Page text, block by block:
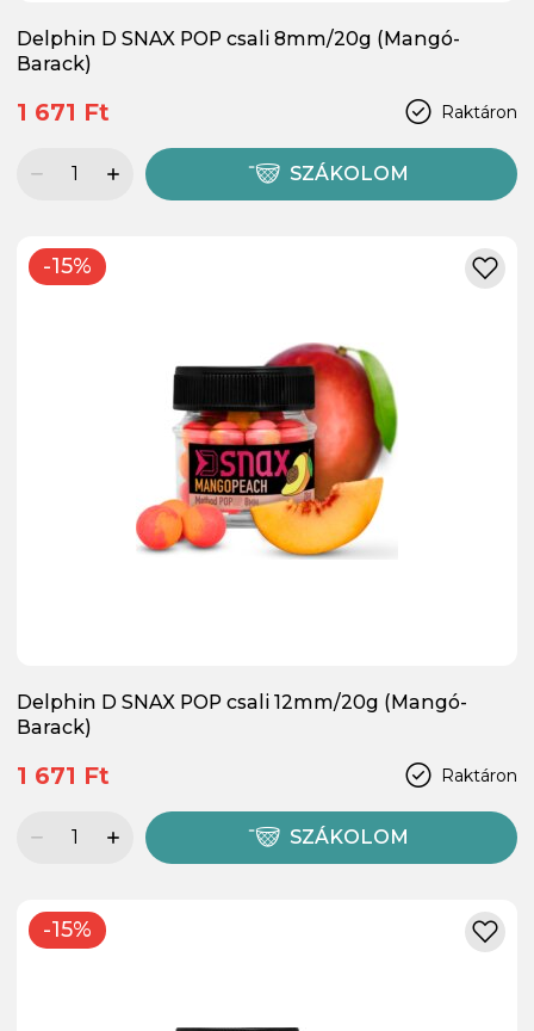
Delphin D SNAX POP csali 8mm/20g (Mangó-
Barack)
Raktáron
1 671 Ft
SZÁKOLOM
-15%
Delphin D SNAX POP csali 12mm/20g (Mangó-
Barack)
Raktáron
1 671 Ft
SZÁKOLOM
-15%